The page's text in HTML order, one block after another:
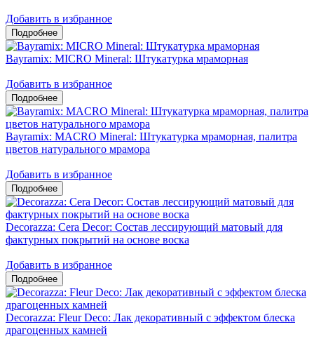
Добавить в избранное
Bayramix: MICRO Mineral: Штукатурка мраморная
Добавить в избранное
Bayramix: MACRO Mineral: Штукатурка мраморная, палитра
цветов натурального мрамора
Добавить в избранное
Decorazza: Cera Decor: Состав лессирующий матовый для
фактурных покрытий на основе воска
Добавить в избранное
Decorazza: Fleur Deco: Лак декоративный с эффектом блеска
драгоценных камней